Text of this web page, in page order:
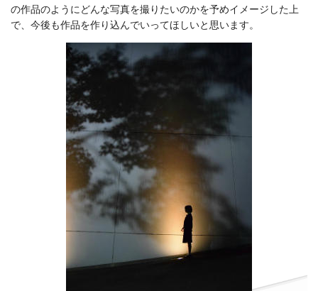
の作品のようにどんな写真を撮りたいのかを予めイメージした上
で、今後も作品を作り込んでいってほしいと思います。